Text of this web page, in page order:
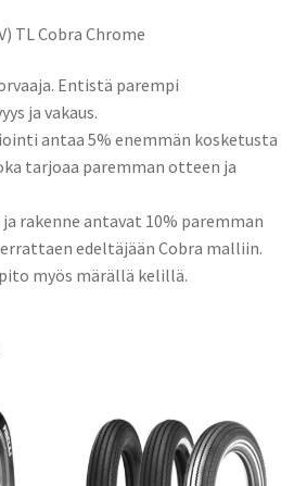
TL Cobra Chrome
Entistä parempi
ja vakaus.
antaa 5% enemmän kosketusta
tarjoaa paremman otteen ja
ja rakenne antavat 10% paremman
edeltäjään Cobra malliin.
myös märällä kelillä.